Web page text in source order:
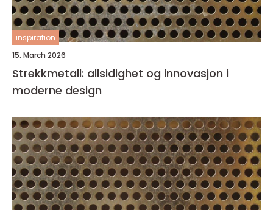
inspiration
15. March 2026
Strekkmetall: allsidighet og innovasjon i
moderne design